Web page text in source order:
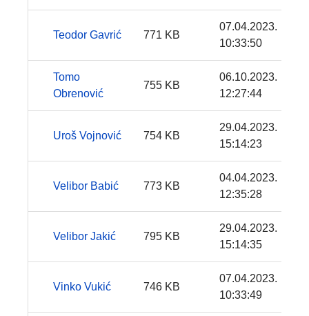
Teodor Gavrić 771 KB
07.04.2023.
10:33:50
Tomo
Obrenović
755 KB
06.10.2023.
12:27:44
Uroš Vojnović 754 KB
29.04.2023.
15:14:23
Velibor Babić 773 KB
04.04.2023.
12:35:28
Velibor Jakić 795 KB
29.04.2023.
15:14:35
Vinko Vukić 746 KB
07.04.2023.
10:33:49